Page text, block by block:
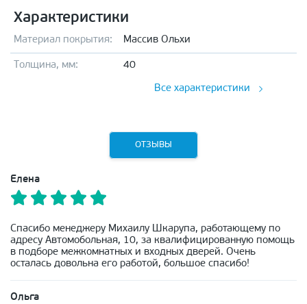
Характеристики
Материал покрытия: Массив Ольхи
Толщина, мм: 40
Все характеристики
ОТЗЫВЫ
Елена
Спасибо менеджеру Михаилу Шкарупа, работающему по
адресу Автомобольная, 10, за квалифицированную помощь
в подборе межкомнатных и входных дверей. Очень
осталась довольна его работой, большое спасибо!
Ольга